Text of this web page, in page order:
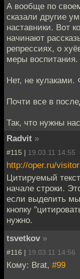
А вообще по
сказали другие
наставники. Вот
начинают
репрессиях, о
меры воспитания.
Нет, не кулаками.
Почти все в
Так, что нужны
Radvit »
#115 | 19.03.11 14:55
http://oper.ru/
Цитируемый
начале строки.
если выделить
кнопку
нужно.
tsvetkov »
#116 | 19.03.11 14:56
Кому: Brat, #99